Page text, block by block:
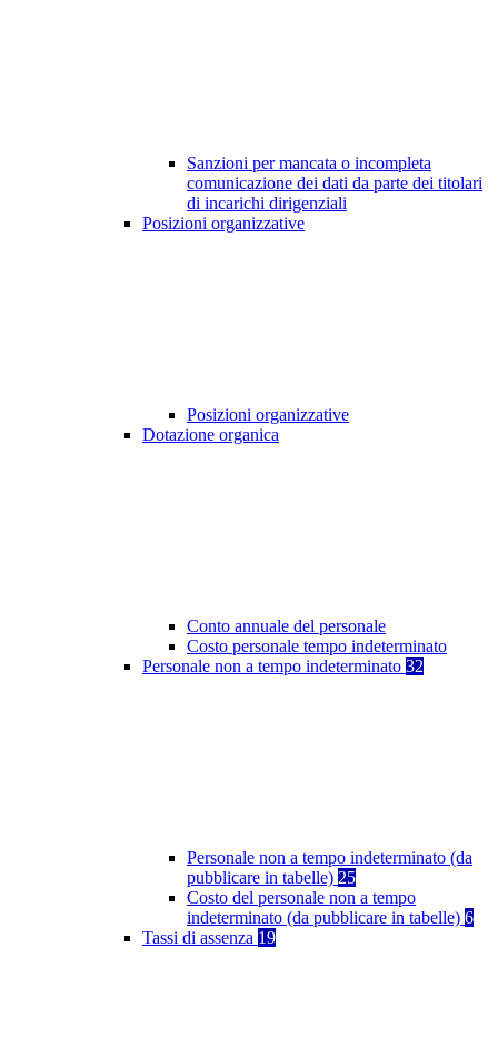
Sanzioni per mancata o incompleta
comunicazione dei dati da parte dei titolari
di incarichi dirigenziali
Posizioni organizzative
Posizioni organizzative
Dotazione organica
Conto annuale del personale
Costo personale tempo indeterminato
Personale non a tempo indeterminato 32
Personale non a tempo indeterminato (da
pubblicare in tabelle) 25
Costo del personale non a tempo
indeterminato (da pubblicare in tabelle) 6
Tassi di assenza 19